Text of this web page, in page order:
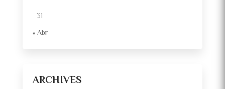
31
« Abr
ARCHIVES